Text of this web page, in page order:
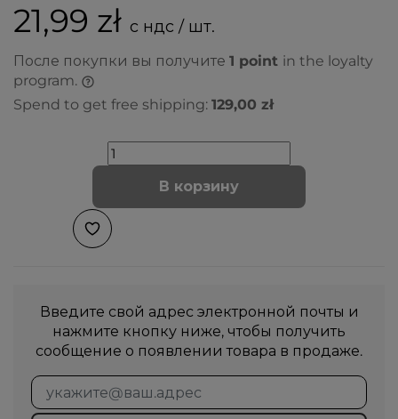
21,99 zł с ндс / шт.
После покупки вы получите 1 point in the loyalty
program.
Spend to get free shipping: 129,00 zł
В корзину
Введите свой адрес электронной почты и
нажмите кнопку ниже, чтобы получить
сообщение о появлении товара в продаже.